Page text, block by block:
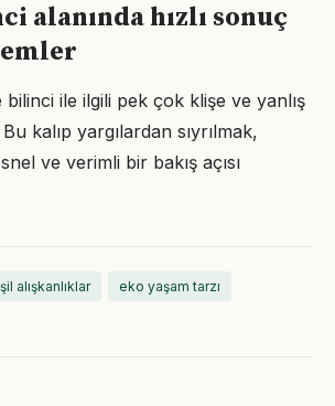
alanında hızlı sonuç
ile ilgili pek çok klişe ve yanlış
kalıp yargılardan sıyrılmak,
ve verimli bir bakış açısı
alışkanlıklar eko yaşam tarzı